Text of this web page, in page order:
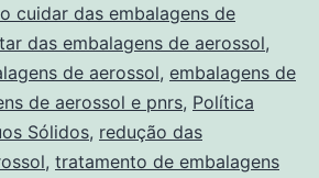
cuidar das embalagens de
das embalagens de aerossol,
de aerossol, embalagens de
de aerossol e pnrs, Política
Sólidos, redução das
, tratamento de embalagens